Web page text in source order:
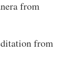
from
from